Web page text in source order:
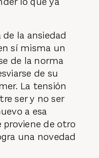
la ansiedad
sí misma un
de la norma
de su
La tensión
ser y no ser
a esa
de otro
una novedad